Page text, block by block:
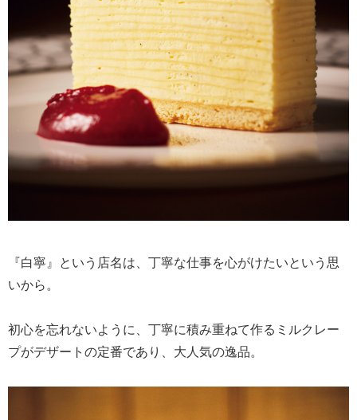
『白寧』という店名は、丁寧な仕事を心がけたいという思
いから。
初心を忘れないように、丁寧に積み重ねて作るミルクレー
プがデザートの定番であり、大人気の逸品。